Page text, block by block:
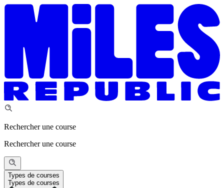
Rechercher une course
Rechercher une course
Types de courses
Types de courses